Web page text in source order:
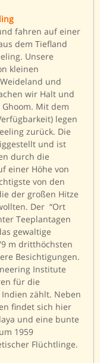
fahren auf einer
dem Tiefland
Unsere
kleinen
und
wir Halt und
Mit dem
legen
zurück. Die
und ist
durch die
einer Höhe von
von den
der großen Hitze
Der “Ort
Teeplantagen
gewaltige
m dritthöchsten
Besichtigungen.
Institute
für die
zählt. Neben
findet sich hier
und eine bunte
1959
Flüchtlinge.